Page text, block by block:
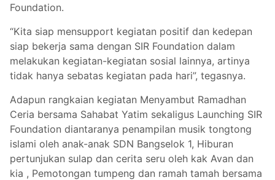
Foundation.
“Kita siap mensupport kegiatan positif dan kedepan
siap bekerja sama dengan SIR Foundation dalam
melakukan kegiatan-kegiatan sosial lainnya, artinya
tidak hanya sebatas kegiatan pada hari”, tegasnya.
Adapun rangkaian kegiatan Menyambut Ramadhan
Ceria bersama Sahabat Yatim sekaligus Launching SIR
Foundation diantaranya penampilan musik tongtong
islami oleh anak-anak SDN Bangselok 1, Hiburan
pertunjukan sulap dan cerita seru oleh kak Avan dan
kia , Pemotongan tumpeng dan ramah tamah bersama